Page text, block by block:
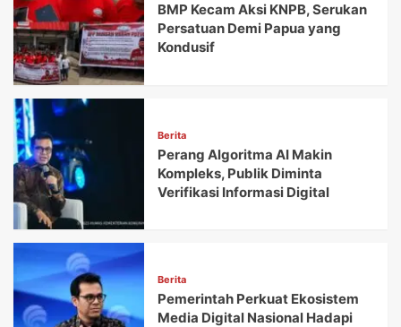
BMP Kecam Aksi KNPB, Serukan
Persatuan Demi Papua yang
Kondusif
Berita
Perang Algoritma AI Makin
Kompleks, Publik Diminta
Verifikasi Informasi Digital
Berita
Pemerintah Perkuat Ekosistem
Media Digital Nasional Hadapi